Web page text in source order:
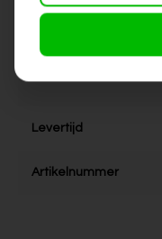
Stijl
Levertijd
Artikelnummer